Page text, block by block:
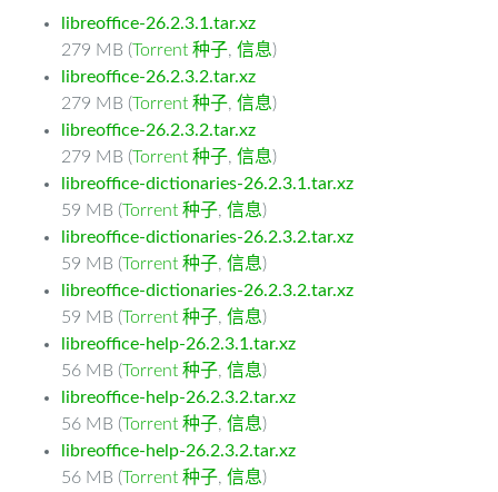
libreoffice-26.2.3.1.tar.xz
279 MB (Torrent 种子, 信息)
libreoffice-26.2.3.2.tar.xz
279 MB (Torrent 种子, 信息)
libreoffice-26.2.3.2.tar.xz
279 MB (Torrent 种子, 信息)
libreoffice-dictionaries-26.2.3.1.tar.xz
59 MB (Torrent 种子, 信息)
libreoffice-dictionaries-26.2.3.2.tar.xz
59 MB (Torrent 种子, 信息)
libreoffice-dictionaries-26.2.3.2.tar.xz
59 MB (Torrent 种子, 信息)
libreoffice-help-26.2.3.1.tar.xz
56 MB (Torrent 种子, 信息)
libreoffice-help-26.2.3.2.tar.xz
56 MB (Torrent 种子, 信息)
libreoffice-help-26.2.3.2.tar.xz
56 MB (Torrent 种子, 信息)